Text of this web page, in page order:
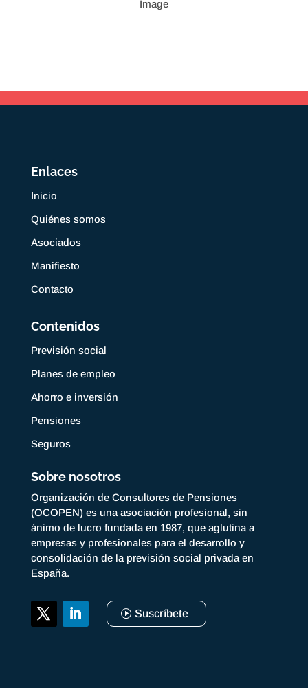
Enlaces
Inicio
Quiénes somos
Asociados
Manifiesto
Contacto
Contenidos
Previsión social
Planes de empleo
Ahorro e inversión
Pensiones
Seguros
Sobre nosotros
Organización de Consultores de Pensiones
(OCOPEN) es una asociación profesional, sin
ánimo de lucro fundada en 1987, que aglutina a
empresas y profesionales para el desarrollo y
consolidación de la previsión social privada en
España.
Suscríbete